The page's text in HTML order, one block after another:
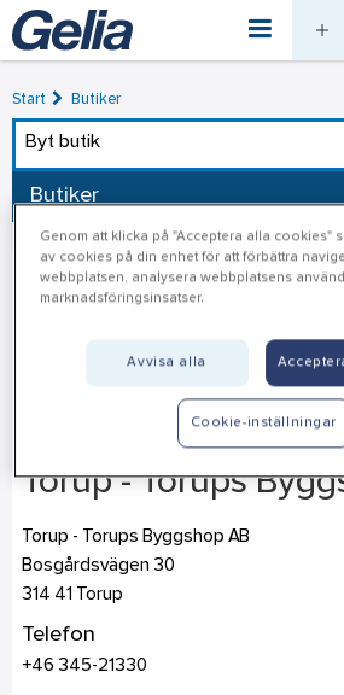
Start Butiker
Byt butik
Butiker
Torup - Torups
Torup - Torups Byggshop AB
Bosgårdsvägen 30
314 41
Torup
Telefon
+46 345-21330
Genom att klicka på "Acceptera alla cookies"
av cookies på din enhet för att förbättra
webbplatsen, analysera webbplatsens
marknadsföringsinsatser.
Avvisa alla
Cookie-inställningar